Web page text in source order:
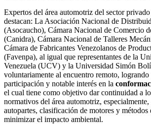
Expertos del área automotriz del sector
destacan: La Asociación Nacional de
(Asocaucho), Cámara Nacional de Comercio
(Canidra), Cámara Nacional de Talleres
Cámara de Fabricantes Venezolanos de
(Favenpa), al igual que representantes de la
Venezuela (UCV) y la Universidad Simón
voluntariamente al encuentro remoto,
participación y notable interés en la
el cual tiene como objetivo dar continuidad a
normativos del área automotriz,
autopartes, clasificación de motores y métodos
minimizar el impacto ambiental.